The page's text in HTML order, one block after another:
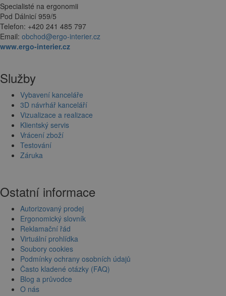
Specialisté na ergonomii
Pod Dálnicí 959/5
Telefon: +420 241 485 797
Email: obchod@ergo-interier.cz
www.ergo-interier.cz
Služby
Vybavení kanceláře
3D návrhář kanceláří
Vizualizace a realizace
Klientský servis
Vrácení zboží
Testování
Záruka
Ostatní informace
Autorizovaný prodej
Ergonomický slovník
Reklamační řád
Virtuální prohlídka
Soubory cookies
Podmínky ochrany osobních údajů
Často kladené otázky (FAQ)
Blog a průvodce
O nás